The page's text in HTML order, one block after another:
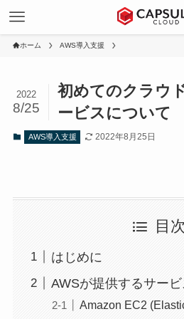
ホーム AWS導入支援
初めてのクラウ
ービスについて
2022
8/25
AWS導入支援 2022年8月25日
目次
はじめに
AWSが提供するサー
Amazon EC2